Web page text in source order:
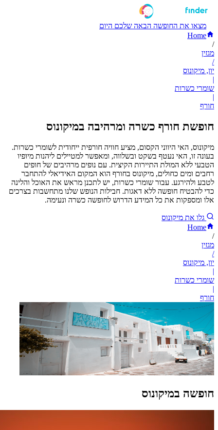
מצאו את החופשה הבאה שלכם היום
Home
/
מגזין
/
יון, מיקונוס
|
שומרי כשרות
|
חורף
חופשת חורף כשרה ומרהיבה במיקונוס
מיקונוס, האי היווני הקסום, מציע חוויה חורפית ייחודית לשומרי כשרות.
בעונה זו, האי נעטף בשקט ובשלווה, ומאפשר למטיילים ליהנות מיופיו
הטבעי ללא המולת התיירות הקיצית. עם נופים מרהיבים של חופים
רחבים ומים כחולים, מיקונוס בחורף הוא המקום האידיאלי להתחבר
לטבע ולהירגע. עבור שומרי כשרות, יש לתכנן מראש את האוכל והלינה
כדי להבטיח חופשה ללא דאגות. חבילות הנופש שלנו מתחשבות בצרכים
אלו ומספקות את כל המידע הדרוש לחופשה כשרה ונעימה.
גלו את מיקונוס
Home
/
מגזין
/
יון, מיקונוס
|
שומרי כשרות
|
חורף
חופשה במיקונוס